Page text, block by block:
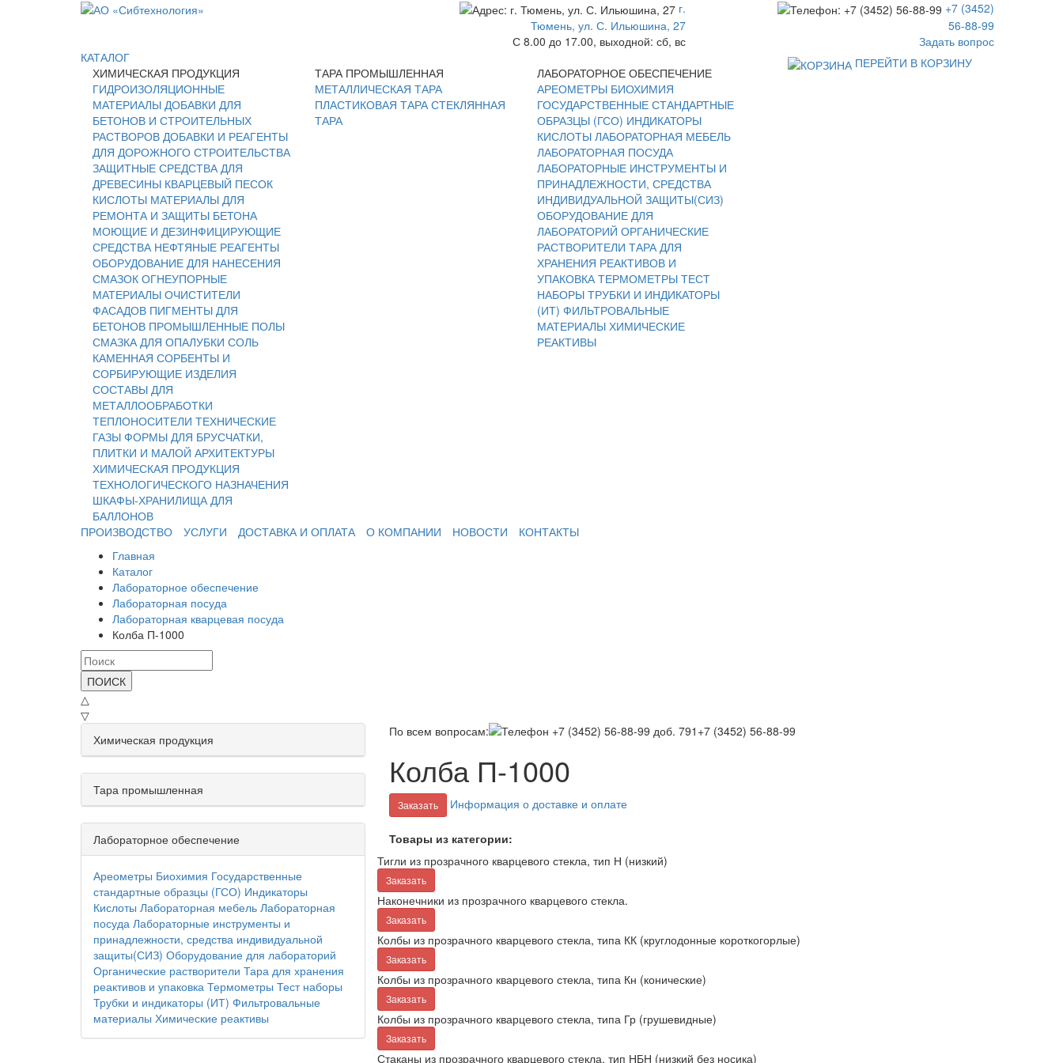
г.
Тюмень, ул. С. Ильюшина, 27
С 8.00 до 17.00, выходной: сб, вс
+7 (3452)
56-88-99
Задать вопрос
КАТАЛОГ
ХИМИЧЕСКАЯ ПРОДУКЦИЯ
ГИДРОИЗОЛЯЦИОННЫЕ
МАТЕРИАЛЫ ДОБАВКИ ДЛЯ
БЕТОНОВ И СТРОИТЕЛЬНЫХ
РАСТВОРОВ ДОБАВКИ И РЕАГЕНТЫ
ДЛЯ ДОРОЖНОГО СТРОИТЕЛЬСТВА
ЗАЩИТНЫЕ СРЕДСТВА ДЛЯ
ДРЕВЕСИНЫ КВАРЦЕВЫЙ ПЕСОК
КИСЛОТЫ МАТЕРИАЛЫ ДЛЯ
РЕМОНТА И ЗАЩИТЫ БЕТОНА
МОЮЩИЕ И ДЕЗИНФИЦИРУЮЩИЕ
СРЕДСТВА НЕФТЯНЫЕ РЕАГЕНТЫ
ОБОРУДОВАНИЕ ДЛЯ НАНЕСЕНИЯ
СМАЗОК ОГНЕУПОРНЫЕ
МАТЕРИАЛЫ ОЧИСТИТЕЛИ
ФАСАДОВ ПИГМЕНТЫ ДЛЯ
БЕТОНОВ ПРОМЫШЛЕННЫЕ ПОЛЫ
СМАЗКА ДЛЯ ОПАЛУБКИ СОЛЬ
КАМЕННАЯ СОРБЕНТЫ И
СОРБИРУЮЩИЕ ИЗДЕЛИЯ
СОСТАВЫ ДЛЯ
МЕТАЛЛООБРАБОТКИ
ТЕПЛОНОСИТЕЛИ ТЕХНИЧЕСКИЕ
ГАЗЫ ФОРМЫ ДЛЯ БРУСЧАТКИ,
ПЛИТКИ И МАЛОЙ АРХИТЕКТУРЫ
ХИМИЧЕСКАЯ ПРОДУКЦИЯ
ТЕХНОЛОГИЧЕСКОГО НАЗНАЧЕНИЯ
ШКАФЫ-ХРАНИЛИЩА ДЛЯ
БАЛЛОНОВ
ТАРА ПРОМЫШЛЕННАЯ
МЕТАЛЛИЧЕСКАЯ ТАРА
ПЛАСТИКОВАЯ ТАРА СТЕКЛЯННАЯ
ТАРА
ЛАБОРАТОРНОЕ ОБЕСПЕЧЕНИЕ
АРЕОМЕТРЫ БИОХИМИЯ
ГОСУДАРСТВЕННЫЕ СТАНДАРТНЫЕ
ОБРАЗЦЫ (ГСО) ИНДИКАТОРЫ
КИСЛОТЫ ЛАБОРАТОРНАЯ МЕБЕЛЬ
ЛАБОРАТОРНАЯ ПОСУДА
ЛАБОРАТОРНЫЕ ИНСТРУМЕНТЫ И
ПРИНАДЛЕЖНОСТИ, СРЕДСТВА
ИНДИВИДУАЛЬНОЙ ЗАЩИТЫ(СИЗ)
ОБОРУДОВАНИЕ ДЛЯ
ЛАБОРАТОРИЙ ОРГАНИЧЕСКИЕ
РАСТВОРИТЕЛИ ТАРА ДЛЯ
ХРАНЕНИЯ РЕАКТИВОВ И
УПАКОВКА ТЕРМОМЕТРЫ ТЕСТ
НАБОРЫ ТРУБКИ И ИНДИКАТОРЫ
(ИТ) ФИЛЬТРОВАЛЬНЫЕ
МАТЕРИАЛЫ ХИМИЧЕСКИЕ
РЕАКТИВЫ
ПРОИЗВОДСТВО УСЛУГИ ДОСТАВКА И ОПЛАТА О КОМПАНИИ НОВОСТИ КОНТАКТЫ
ПЕРЕЙТИ В КОРЗИНУ
Главная
Каталог
Лабораторное обеспечение
Лабораторная посуда
Лабораторная кварцевая посуда
Колба П-1000
ПОИСК
△
▽
Химическая продукция
Тара промышленная
Лабораторное обеспечение
Ареометры Биохимия Государственные
стандартные образцы (ГСО) Индикаторы
Кислоты Лабораторная мебель Лабораторная
посуда Лабораторные инструменты и
принадлежности, средства индивидуальной
защиты(СИЗ) Оборудование для лабораторий
Органические растворители Тара для хранения
реактивов и упаковка Термометры Тест наборы
Трубки и индикаторы (ИТ) Фильтровальные
материалы Химические реактивы
По всем вопросам: +7 (3452) 56-88-99
Колба П-1000
Заказать Информация о доставке и оплате
Товары из категории:
Тигли из прозрачного кварцевого стекла, тип Н (низкий)
Заказать
Наконечники из прозрачного кварцевого стекла.
Заказать
Колбы из прозрачного кварцевого стекла, типа КК (круглодонные короткогорлые)
Заказать
Колбы из прозрачного кварцевого стекла, типа Кн (конические)
Заказать
Колбы из прозрачного кварцевого стекла, типа Гр (грушевидные)
Заказать
Стаканы из прозрачного кварцевого стекла, тип НБН (низкий без носика)